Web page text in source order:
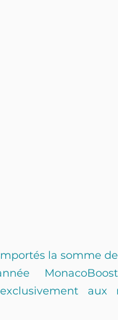
la somme